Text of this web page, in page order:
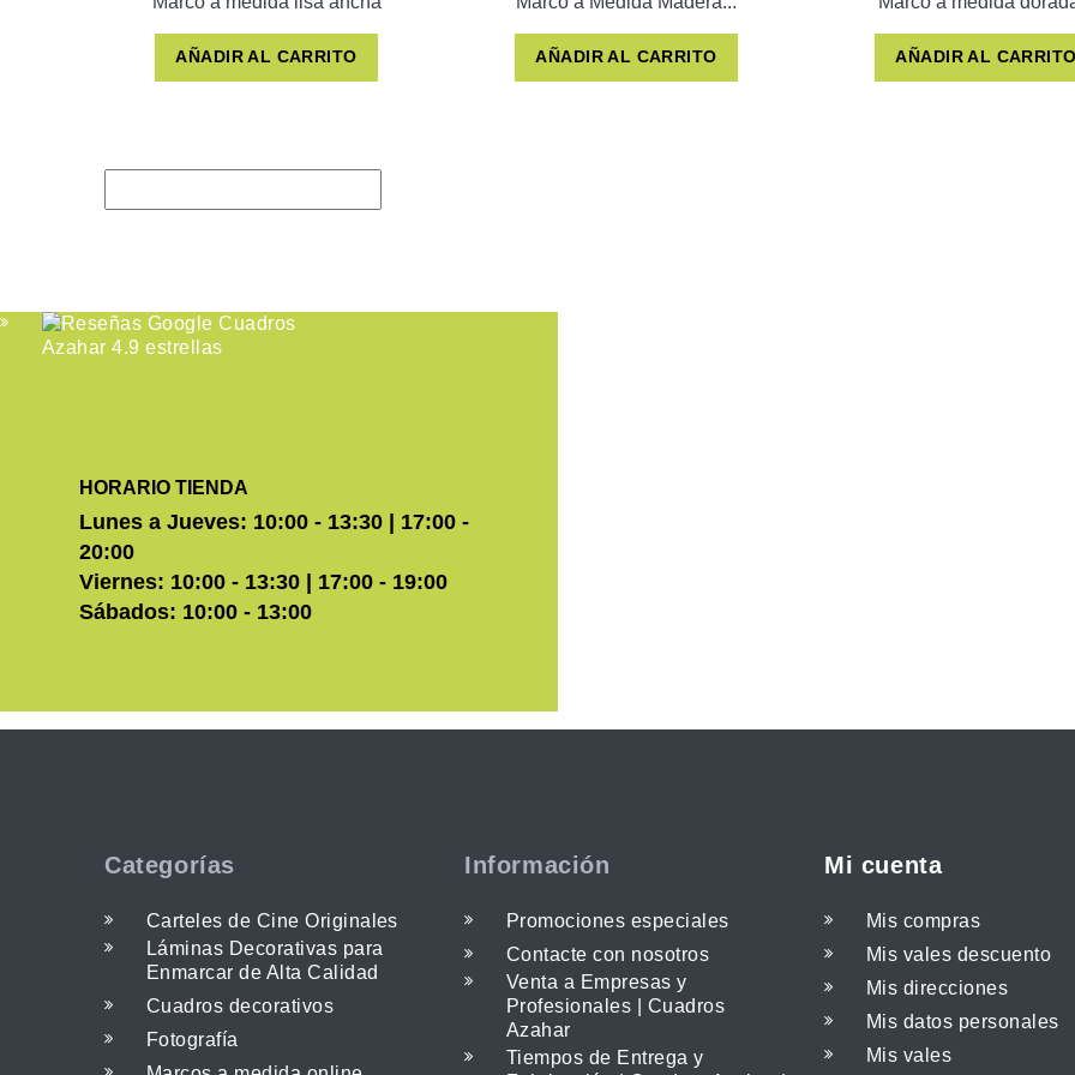
AÑADIR AL CARRITO AÑADIR AL CARRITO AÑADIR AL CARRITO
HORARIO TIENDA
Lunes a Jueves: 10:00 - 13:30 | 17:00 -
20:00
Viernes: 10:00 - 13:30 | 17:00 - 19:00
Sábados: 10:00 - 13:00
Categorías
Carteles de Cine Originales
Láminas Decorativas para
Enmarcar de Alta Calidad
Cuadros decorativos
Fotografía
Información
Promociones especiales
Contacte con nosotros
Venta a Empresas y
Profesionales | Cuadros
Azahar
Tiempos de Entrega y
Mi cuenta
Mis compras
Mis vales descuento
Mis direcciones
Mis datos personales
Mis vales